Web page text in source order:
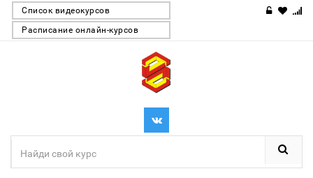
Список видеокурсов
Расписание онлайн-курсов